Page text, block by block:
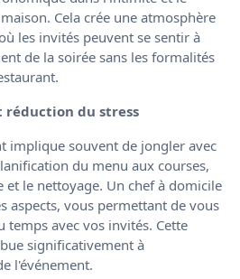
Cela crée une atmosphère
les invités peuvent se sentir à
de la soirée sans les formalités
réduction du stress
implique souvent de jongler avec
du menu aux courses,
et le nettoyage. Un chef à domicile
aspects, vous permettant de vous
temps avec vos invités. Cette
significativement à
l'événement.